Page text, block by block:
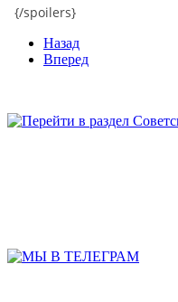
{/spoilers}
Назад
Вперед